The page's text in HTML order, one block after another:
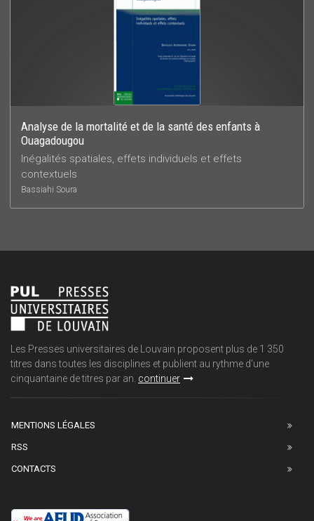
Analyse de la mortalité et de la santé des enfants à
Ouagadougou
Inégalités spatiales, effets individuels et effets
contextuels
Bassiahi Soura
Les Presses universitaires de Louvain proposent plus de 1 350
titres dans toutes les disciplines et publient au rythme d'une
cinquantaine de titres par an. continuer
MENTIONS LÉGALES
RSS
CONTACTS